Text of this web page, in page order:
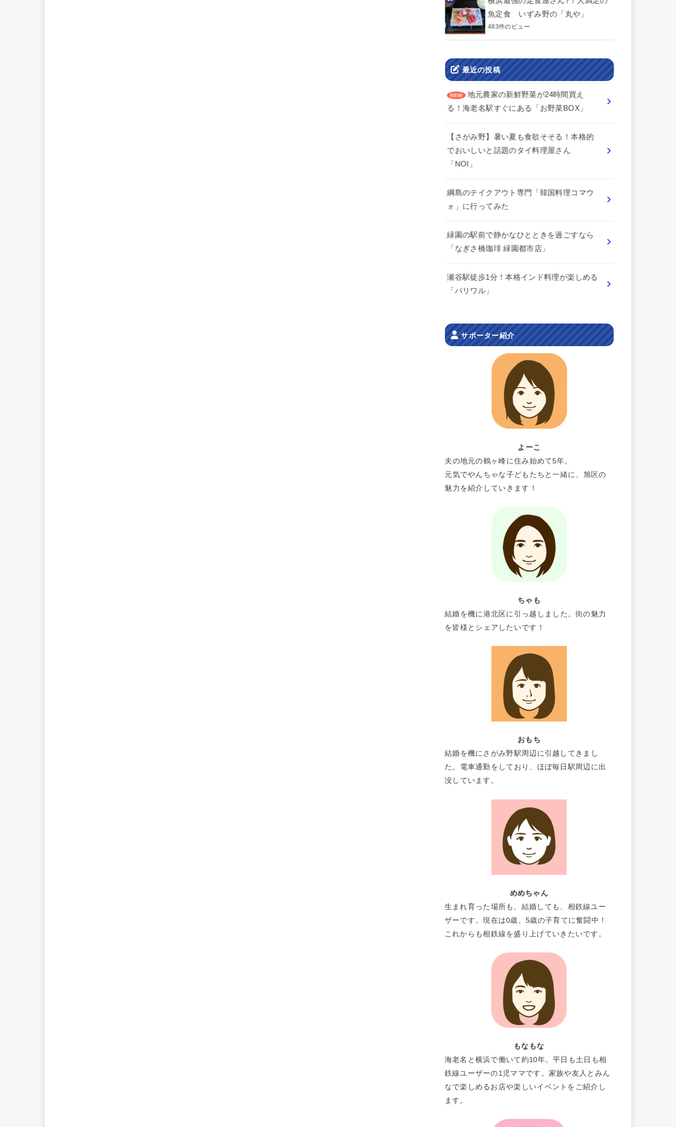
魚定食 いずみ野の「丸や」
483件のビュー
最近の投稿
地元農家の新鮮野菜が24時間買え
る！海老名駅すぐにある「お野菜BOX」
【さがみ野】暑い夏も食欲そそる！本格的
でおいしいと話題のタイ料理屋さん
「NOI」
綱島のテイクアウト専門「韓国料理コマウ
ォ」に行ってみた
緑園の駅前で静かなひとときを過ごすなら
「なぎさ橋珈琲 緑園都市店」
瀬谷駅徒歩1分！本格インド料理が楽しめる
「パリワル」
サポーター紹介
よーこ
夫の地元の鶴ヶ峰に住み始めて5年。
元気でやんちゃな子どもたちと一緒に、旭区の
魅力を紹介していきます！
ちゃも
結婚を機に港北区に引っ越しました。街の魅力
を皆様とシェアしたいです！
おもち
結婚を機にさがみ野駅周辺に引越してきまし
た。電車通勤をしており、ほぼ毎日駅周辺に出
没しています。
めめちゃん
生まれ育った場所も、結婚しても、相鉄線ユー
ザーです。現在は0歳、5歳の子育てに奮闘中！
これからも相鉄線を盛り上げていきたいです。
もなもな
海老名と横浜で働いて約10年。平日も土日も相
鉄線ユーザーの1児ママです。家族や友人とみん
なで楽しめるお店や楽しいイベントをご紹介し
ます。